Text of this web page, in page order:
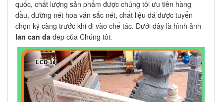
quốc, chất lượng sản phẩm được chúng tôi ưu tiên hàng
đầu, đường nét hoa văn sắc nét, chất liệu đá được tuyển
chọn kỹ càng trước khi đi vào chế tác. Dưới đây là hình ảnh
lan can da dep của Chúng tôi: